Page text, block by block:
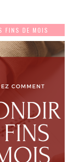
FINS DE MOIS